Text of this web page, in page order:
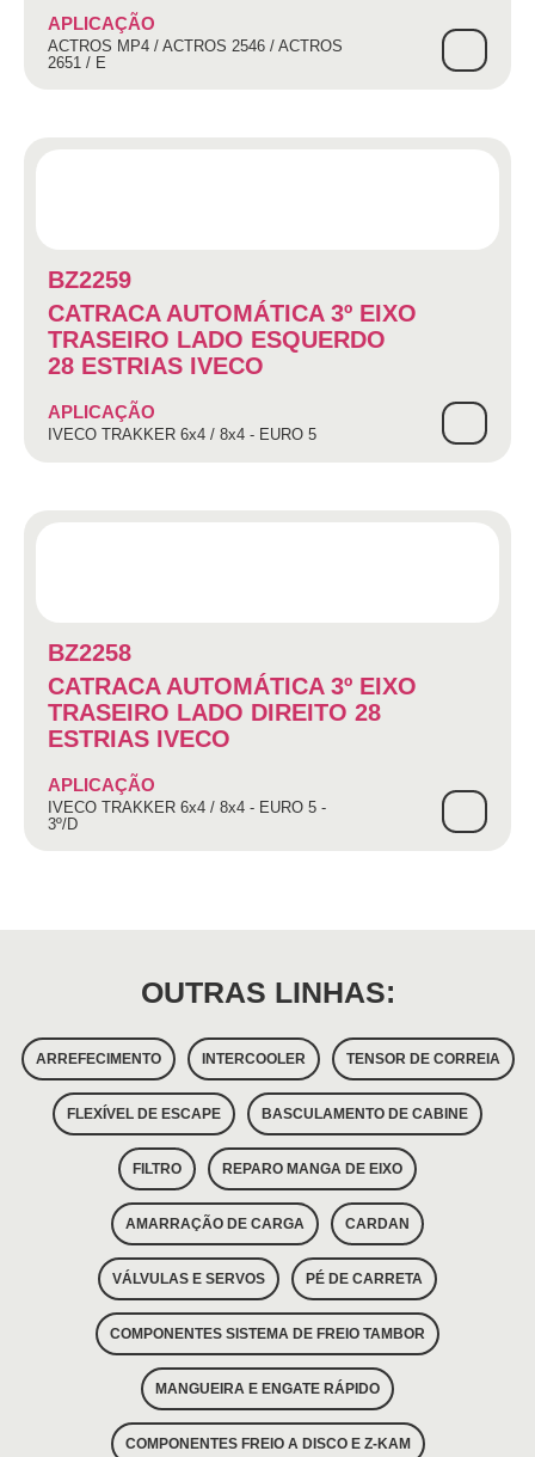
APLICAÇÃO
ACTROS MP4 / ACTROS 2546 / ACTROS
2651 / E
BZ2259
CATRACA AUTOMÁTICA 3º EIXO
TRASEIRO LADO ESQUERDO
28 ESTRIAS IVECO
APLICAÇÃO
IVECO TRAKKER 6x4 / 8x4 - EURO 5
BZ2258
CATRACA AUTOMÁTICA 3º EIXO
TRASEIRO LADO DIREITO 28
ESTRIAS IVECO
APLICAÇÃO
IVECO TRAKKER 6x4 / 8x4 - EURO 5 -
3º/D
OUTRAS LINHAS:
ARREFECIMENTO INTERCOOLER TENSOR DE CORREIA
FLEXÍVEL DE ESCAPE BASCULAMENTO DE CABINE
FILTRO REPARO MANGA DE EIXO
AMARRAÇÃO DE CARGA CARDAN
VÁLVULAS E SERVOS PÉ DE CARRETA
COMPONENTES SISTEMA DE FREIO TAMBOR
MANGUEIRA E ENGATE RÁPIDO
COMPONENTES FREIO A DISCO E Z-KAM